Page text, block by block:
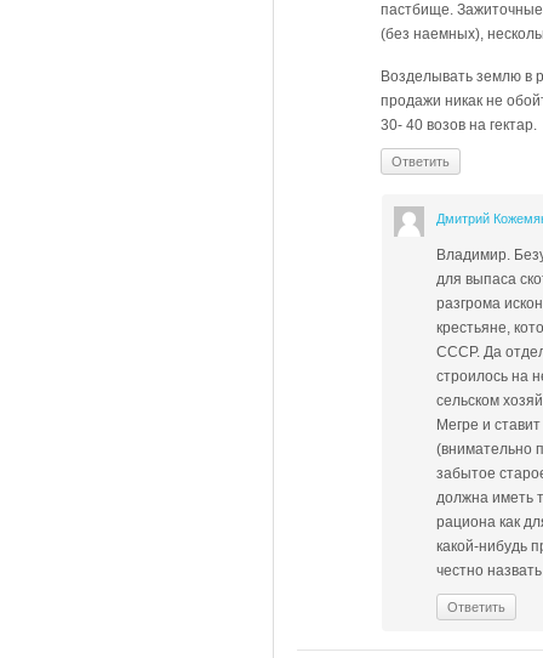
пастбище. Зажиточные
(без наемных),
Возделывать землю в
продажи никак не
30- 40 возов на гектар.
Ответить
Дмитрий
Владимир.
для выпаса
разгрома
крестьяне,
СССР. Да
строилось на
сельском
Мегре и
(внимательно
забытое
должна иметь
рациона как
какой-нибудь
честно
Ответить